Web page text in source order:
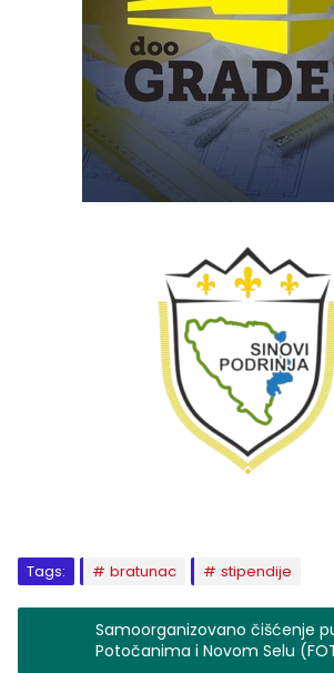
Tags: bratunac stipendije
Samoorganizovano čišćenje
Potočanima i Novom Selu